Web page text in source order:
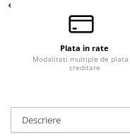
Calculatoare All-in-One
Componente All-in-One
Monitoare
Monitoare Refurbished
Monitoare Renew
Plata in rate
Modalitati multiple de plata
creditare
Descriere